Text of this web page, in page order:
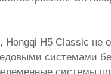
H5 Classic не
системами